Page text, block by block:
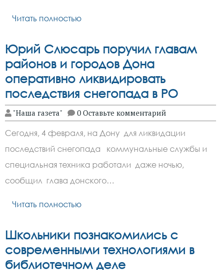
Читать полностью
Юрий Слюсарь поручил главам
районов и городов Дона
оперативно ликвидировать
последствия снегопада в РО
"Наша газета" 0 Оставьте комментарий
Сегодня, 4 февраля, на Дону для ликвидации
последствий снегопада коммунальные службы и
специальная техника работали даже ночью,
сообщил глава донского…
Читать полностью
Школьники познакомились с
современными технологиями в
библиотечном деле